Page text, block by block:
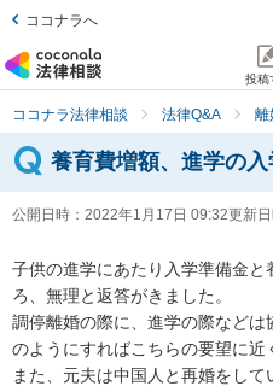
ココナラへ
投稿
ココナラ法律相談 法律Q&A 離
養育費増額、進学の
公開日時： 2022年1月17日 09:32更新日
子供の進学にあたり入学準備金と
ろ、無理と返答がきました。
調停離婚の際に、進学の際など
のようにすればこちらの要望に近
また、元夫は中国人と再婚をして